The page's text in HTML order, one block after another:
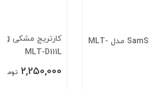
کاتریج مشکی SamSung مدل MLT-
MLT-D111L
2,250,000 تومان